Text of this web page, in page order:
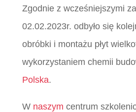
Zgodnie z wcześniejszymi
02.02.2023r. odbyło się
obróbki i montażu płyt
wykorzystaniem chemii
Polska.
W naszym centrum